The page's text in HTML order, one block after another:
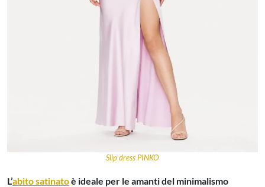
Slip dress PINKO
L’abito satinatoè ideale per le amanti del minimalismo